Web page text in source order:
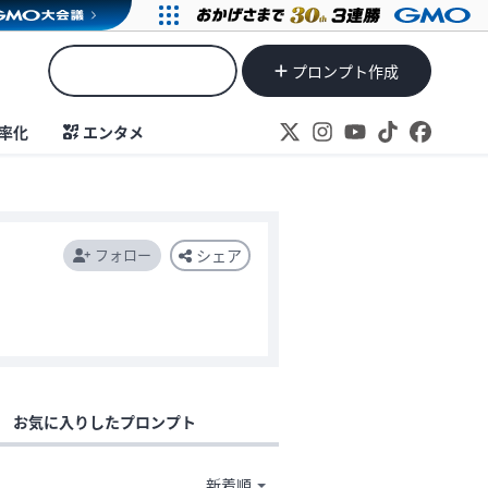
プロンプト作成
化 エンタメ
フォロー シェア
お気に入りしたプロンプト